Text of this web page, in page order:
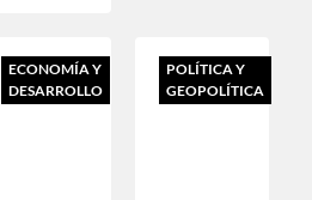
ECONOMÍA Y
DESARROLLO
POLÍTICA Y
GEOPOLÍTICA